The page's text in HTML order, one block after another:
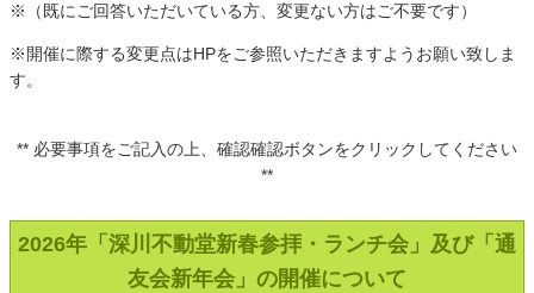
※（既にご回答いただいている方、変更ない方はご不要です）
※開催に際する変更点はHPをご参照いただきますようお願い致しま
す。
** 必要事項をご記入の上、確認確認ボタンをクリックしてください
**
2026年「深川不動堂新春参拝・ランチ会」及び「通
友会新年会」の開催について